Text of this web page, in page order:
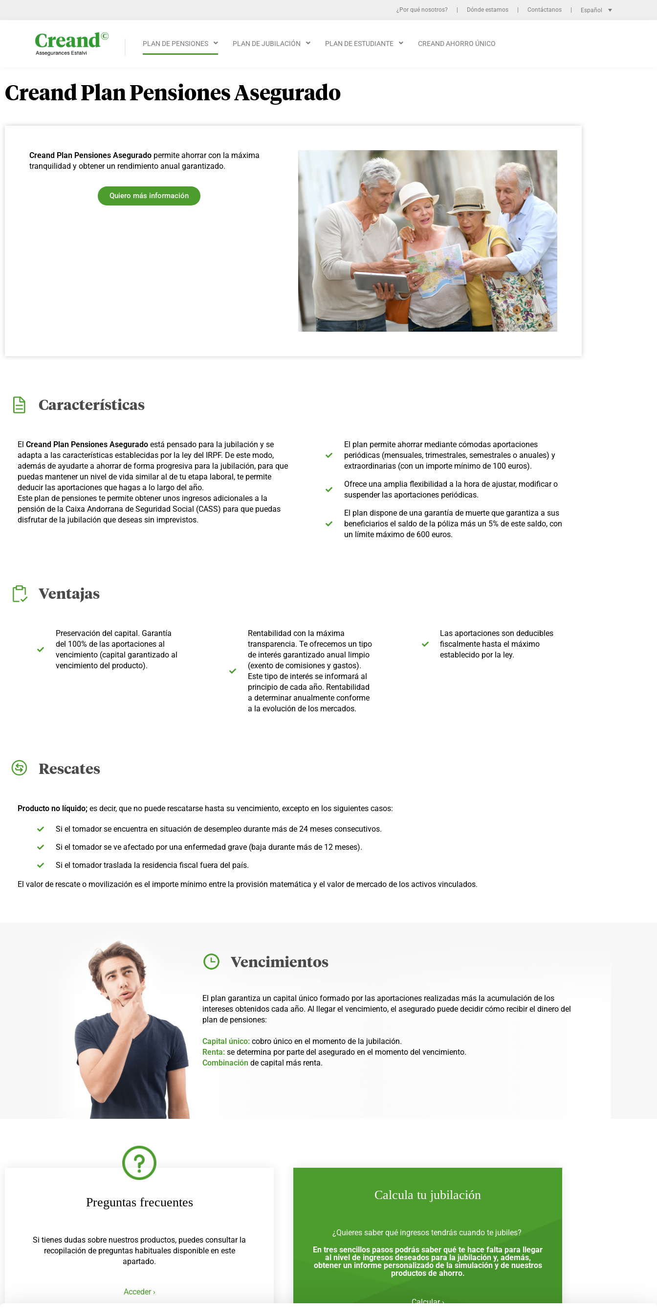
¿Por qué nosotros? Dónde estamos Contáctanos Español
PLAN DE PENSIONES PLAN DE JUBILACIÓN PLAN DE ESTUDIANTE CREAND AHORRO ÚNICO
Creand Plan Pensiones Asegurado
Creand Plan Pensiones Asegurado permite ahorrar con la máxima
tranquilidad y obtener un rendimiento anual garantizado.
Quiero más información
Características
El Creand Plan Pensiones Asegurado está pensado para la jubilación y se
adapta a las características establecidas por la ley del IRPF. De este modo,
además de ayudarte a ahorrar de forma progresiva para la jubilación, para que
puedas mantener un nivel de vida similar al de tu etapa laboral, te permite
deducir las aportaciones que hagas a lo largo del año.
Este plan de pensiones te permite obtener unos ingresos adicionales a la
pensión de la Caixa Andorrana de Seguridad Social (CASS) para que puedas
disfrutar de la jubilación que deseas sin imprevistos.
El plan permite ahorrar mediante cómodas aportaciones
periódicas (mensuales, trimestrales, semestrales o anuales) y
extraordinarias (con un importe mínimo de 100 euros).
Ofrece una amplia flexibilidad a la hora de ajustar, modificar o
suspender las aportaciones periódicas.
El plan dispone de una garantía de muerte que garantiza a sus
beneficiarios el saldo de la póliza más un 5% de este saldo, con
un límite máximo de 600 euros.
Ventajas
Preservación del capital. Garantía
del 100% de las aportaciones al
vencimiento (capital garantizado al
vencimiento del producto).
Rentabilidad con la máxima
transparencia. Te ofrecemos un tipo
de interés garantizado anual limpio
(exento de comisiones y gastos).
Este tipo de interés se informará al
principio de cada año. Rentabilidad
a determinar anualmente conforme
a la evolución de los mercados.
Las aportaciones son deducibles
fiscalmente hasta el máximo
establecido por la ley.
Rescates
Producto no líquido; es decir, que no puede rescatarse hasta su vencimiento, excepto en los siguientes casos:
Si el tomador se encuentra en situación de desempleo durante más de 24 meses consecutivos.
Si el tomador se ve afectado por una enfermedad grave (baja durante más de 12 meses).
Si el tomador traslada la residencia fiscal fuera del país.
El valor de rescate o movilización es el importe mínimo entre la provisión matemática y el valor de mercado de los activos vinculados.
Vencimientos
El plan garantiza un capital único formado por las aportaciones realizadas más la acumulación de los
intereses obtenidos cada año. Al llegar el vencimiento, el asegurado puede decidir cómo recibir el dinero del
plan de pensiones:
Capital único: cobro único en el momento de la jubilación.
Renta: se determina por parte del asegurado en el momento del vencimiento.
Combinación de capital más renta.
Preguntas frecuentes
Si tienes dudas sobre nuestros productos, puedes consultar la
recopilación de preguntas habituales disponible en este
apartado.
Acceder ›
Calcula tu jubilación
¿Quieres saber qué ingresos tendrás cuando te jubiles?
En tres sencillos pasos podrás saber qué te hace falta para llegar
al nivel de ingresos deseados para la jubilación y, además,
obtener un informe personalizado de la simulación y de nuestros
productos de ahorro.
Calcular ›